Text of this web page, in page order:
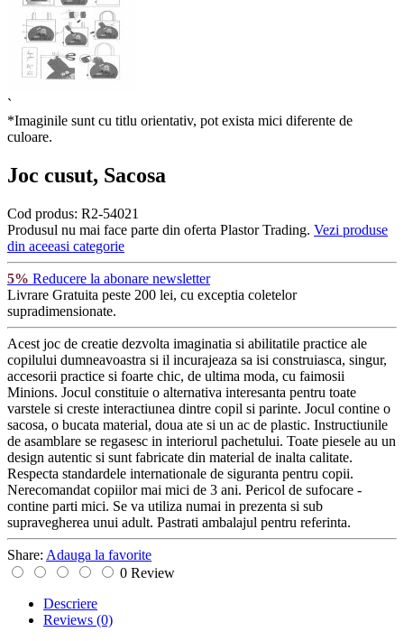
`
*Imaginile sunt cu titlu orientativ, pot exista mici diferente de
culoare.
Joc cusut, Sacosa
Cod produs: R2-54021
Produsul nu mai face parte din oferta Plastor Trading. Vezi produse
din aceeasi categorie
5% Reducere la abonare newsletter
Livrare Gratuita peste 200 lei, cu exceptia coletelor
supradimensionate.
Acest joc de creatie dezvolta imaginatia si abilitatile practice ale
copilului dumneavoastra si il incurajeaza sa isi construiasca, singur,
accesorii practice si foarte chic, de ultima moda, cu faimosii
Minions. Jocul constituie o alternativa interesanta pentru toate
varstele si creste interactiunea dintre copil si parinte. Jocul contine o
sacosa, o bucata material, doua ate si un ac de plastic. Instructiunile
de asamblare se regasesc in interiorul pachetului. Toate piesele au un
design autentic si sunt fabricate din material de inalta calitate.
Respecta standardele internationale de siguranta pentru copii.
Nerecomandat copiilor mai mici de 3 ani. Pericol de sufocare -
contine parti mici. Se va utiliza numai in prezenta si sub
supravegherea unui adult. Pastrati ambalajul pentru referinta.
Share: Adauga la favorite
0 Review
Descriere
Reviews (0)